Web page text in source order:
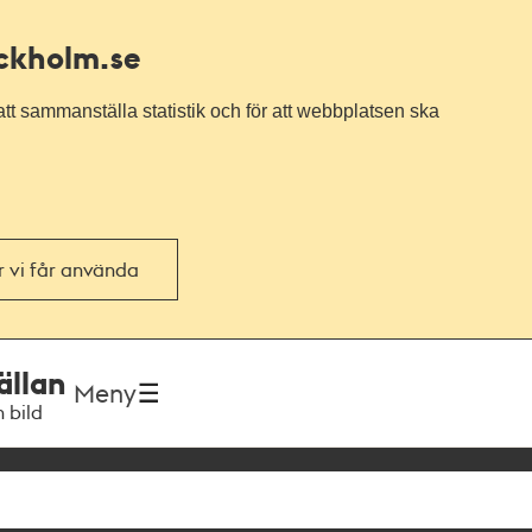
sammanställa statistik och för att webbplatsen ska
vi får använda
bild
Meny